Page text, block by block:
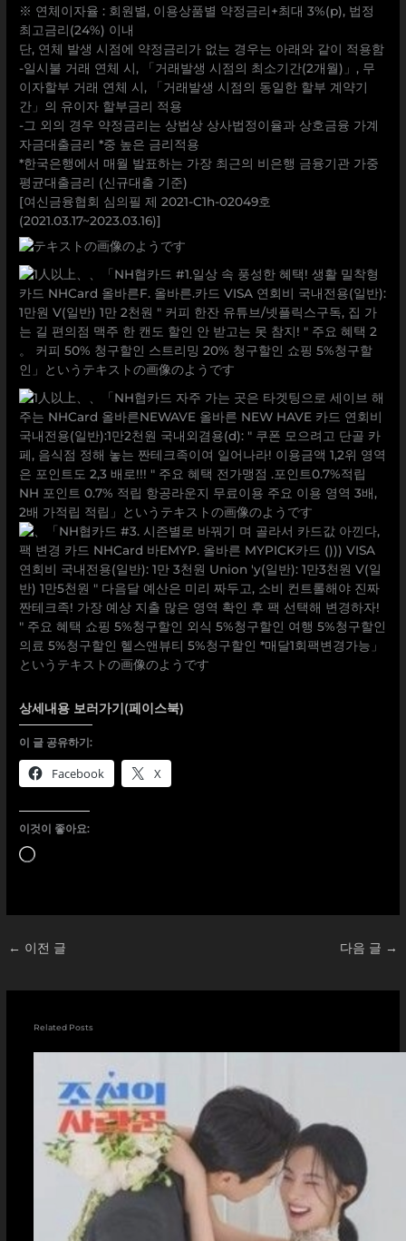
※ 연체이자율 : 회원별, 이용상품별 약정금리+최대 3%(p), 법정
최고금리(24%) 이내
단, 연체 발생 시점에 약정금리가 없는 경우는 아래와 같이 적용함
-일시불 거래 연체 시, 「거래발생 시점의 최소기간(2개월)」, 무
이자할부 거래 연체 시, 「거래발생 시점의 동일한 할부 계약기
간」의 유이자 할부금리 적용
-그 외의 경우 약정금리는 상법상 상사법정이율과 상호금융 가계
자금대출금리 *중 높은 금리적용
*한국은행에서 매월 발표하는 가장 최근의 비은행 금융기관 가중
평균대출금리 (신규대출 기준)
[여신금융협회 심의필 제 2021-C1h-02049호
(2021.03.17~2023.03.16)]
상세내용 보러가기(페이스북)
이 글 공유하기:
Facebook X
이것이 좋아요:
로
← 이전 글 다음 글 →
Related Posts